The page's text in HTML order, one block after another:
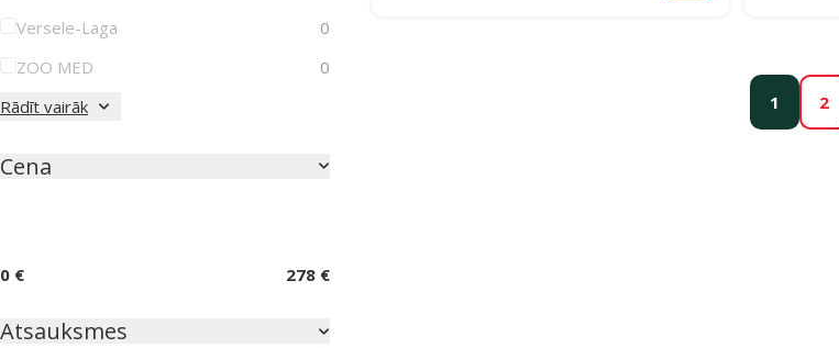
Versele-Laga
0
ZOO MED
0
Rādīt vairāk
Cena
0 € 278 €
Atsauksmes
1 2